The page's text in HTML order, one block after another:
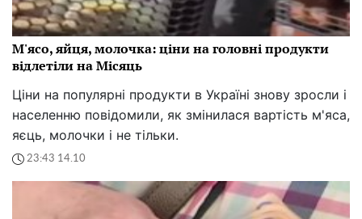
М'ясо, яйця, молочка: ціни на головні продукти
відлетіли на Місяць
Ціни на популярні продукти в Україні знову зросли і
населенню повідомили, як змінилася вартість м'яса,
яєць, молочки і не тільки.
23:43 14.10